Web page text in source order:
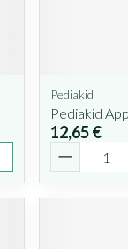
Pediakid
Pediakid
12,65 €
Quantité